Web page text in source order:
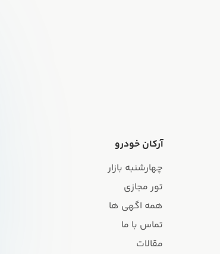
آرکان خودرو
چهارشنبه بازار
تور مجازی
همه اگهی ها
تماس با ما
مقالات